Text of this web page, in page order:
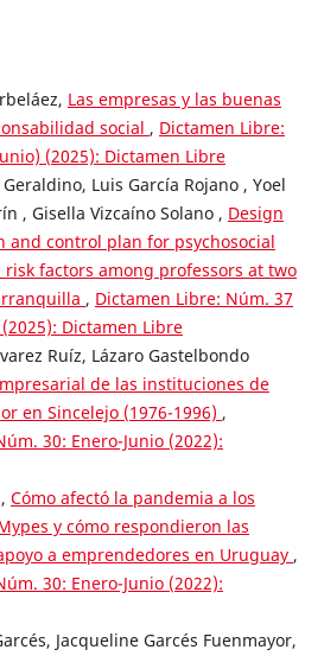
Las empresas y las buenas
social , Dictamen Libre:
(2025): Dictamen Libre
Luis García Rojano , Yoel
, Gisella Vizcaíno Solano , Design
and control plan for psychosocial
factors among professors at two
, Dictamen Libre: Núm. 37
Dictamen Libre
Ruíz, Lázaro Gastelbondo
de las instituciones de
en Sincelejo (1976-1996) ,
30: Enero-Junio (2022):
Cómo afectó la pandemia a los
y cómo respondieron las
a emprendedores en Uruguay ,
30: Enero-Junio (2022):
Jacqueline Garcés Fuenmayor,